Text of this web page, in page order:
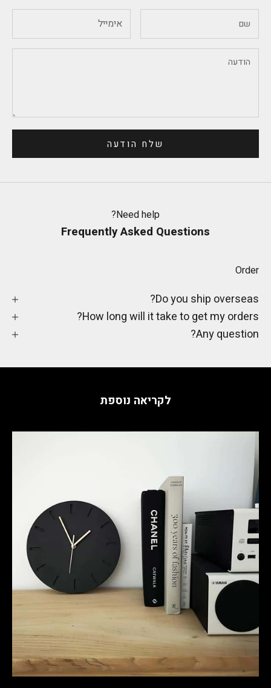
שלח הודעה
Need help?
Frequently Asked Questions
Order
Do you ship overseas?
How long will it take to get my orders?
Any question?
לקריאה נוספת